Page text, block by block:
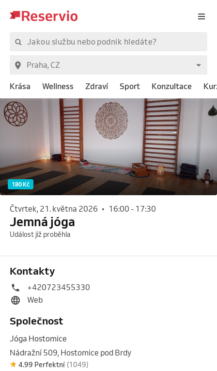
Krása Wellness Zdraví Sport Konzultace
180 Kč
čtvrtek, 21. května 2026 • 16:00 - 17:30
Jemná jóga
Událost již proběhla
Kontakty
+420723455330
Web
Společnost
Jóga Hostomice
Nádražní 509, Hostomice pod Brdy
4.99 Perfektní (1049)